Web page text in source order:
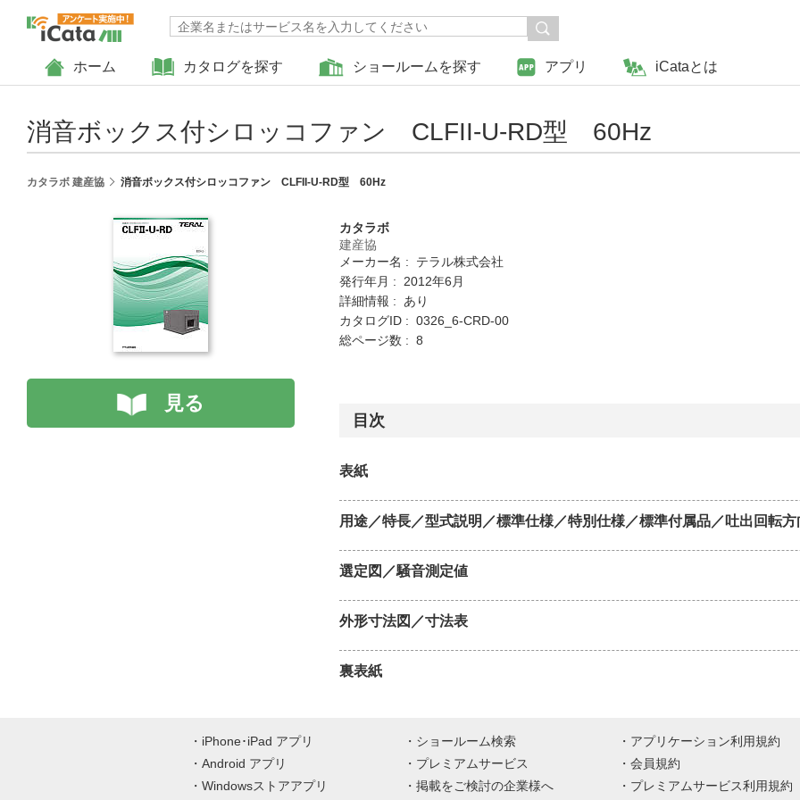
ホーム カタログを探す ショールームを探す アプリ iCataとは
消音ボックス付シロッコファン CLFII-U-RD型 60Hz
カタラボ 建産協 消音ボックス付シロッコファン CLFII-U-RD型 60Hz
見る
カタラボ
建産協
メーカー名 : テラル株式会社
発行年月 : 2012年6月
詳細情報 : あり
カタログID : 0326_6-CRD-00
総ページ数 : 8
目次
表紙
用途／特長／型式説明／標準仕様／特別仕様／標準付属品／吐出回転方
選定図／騒音測定値
外形寸法図／寸法表
裏表紙
iPhone･iPad アプリ
Android アプリ
Windowsストアアプリ
ショールーム検索
プレミアムサービス
掲載をご検討の企業様へ
アプリケーション利用規約
会員規約
プレミアムサービス利用規約